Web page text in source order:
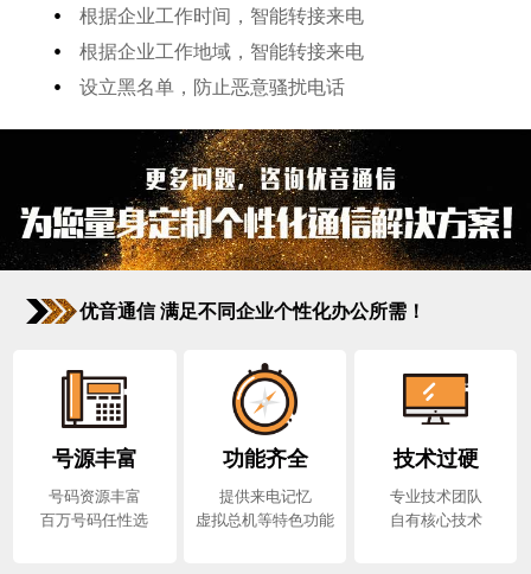
• 根据企业工作时间，智能转接来电
• 根据企业工作地域，智能转接来电
• 设立黑名单，防止恶意骚扰电话
优音通信 满足不同企业个性化办公所需！
号源丰富
号码资源丰富
百万号码任性选
功能齐全
提供来电记忆
虚拟总机等特色功能
技术过硬
专业技术团队
自有核心技术